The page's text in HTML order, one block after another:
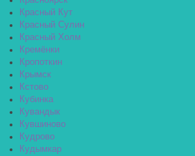
Красный Кут
Красный Сулин
Красный Холм
Кремёнки
Кропоткин
Крымск
Кстово
Кубинка
Кувандык
Кувшиново
Кудрово
Кудымкар